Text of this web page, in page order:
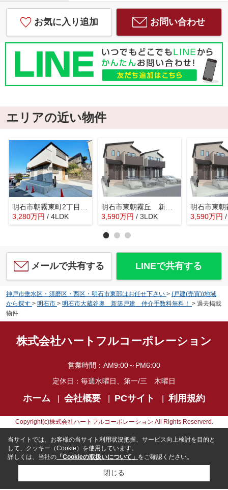
お気に入り追加 お問い合わせ
エリアの近い物件
明石市朝霧東町2丁目 新築戸建 仲介手数料無料！
3,280万円 / 4LDK
明石市東朝霧丘 新築戸建A号棟 仲介手数料無料！
3,590万円 / 3LDK 3,590万円
メールで共有する LINEで共有する
神戸市垂水区・須磨区・西区・明石市東部はお任せ下さい > (戸建(売買))地域
から探す > 明石市 > 明石市大蔵谷奥 新築戸建 仲介手数料無料！ > 過去掲載
物件
株式会社ハートフルコーポレーション
営業時間： AM9:00～PM6:00
定休日： 毎週水曜日、第一/三 木曜日
ホーム 会社概要 PCサイト 利用規約
Copyright(c)株式会社ハートフルコーポレーション All Rights Reserverd.
当サイトでは、お客様の当サイト利用状況把握、サービス向上検討を目的と
して、クッキー（Cookie）を使用しています。
詳しくは、当社の 「Cookieの取扱いについて」 をご確認ください。
閉じる